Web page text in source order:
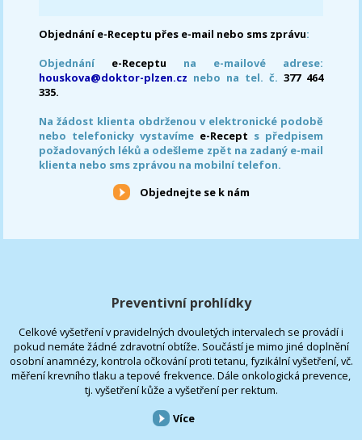
Objednání e-Receptu přes e-mail nebo sms zprávu:
Objednání e-Receptu na e-mailové adrese:
houskova@doktor-plzen.cz nebo na tel. č. 377 464
335.
Na žádost klienta obdrženou v elektronické podobě
nebo telefonicky vystavíme e-Recept s předpisem
požadovaných léků a odešleme zpět na zadaný e-mail
klienta nebo sms zprávou na mobilní telefon.
Objednejte se k nám
Preventivní prohlídky
Celkové vyšetření v pravidelných dvouletých intervalech se provádí i
pokud nemáte žádné zdravotní obtíže. Součástí je mimo jiné doplnění
osobní anamnézy, kontrola očkování proti tetanu, fyzikální vyšetření, vč.
měření krevního tlaku a tepové frekvence. Dále onkologická prevence,
tj. vyšetření kůže a vyšetření per rektum.
Více